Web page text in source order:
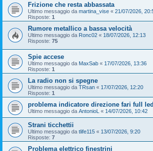
Frizione che resta abbassata
Ultimo messaggio da martina_vise « 21/07/2026,
Risposte: 1
Rumore metallico a bassa velocità
Ultimo messaggio da Ronc02 « 18/07/2026, 12:13
Risposte: 75
Spie accese
Ultimo messaggio da MaxSab « 17/07/2026, 13:36
Risposte: 1
La radio non si spegne
Ultimo messaggio da TRsan « 17/07/2026, 12:20
Risposte: 1
problema indicatore direzione fari full led
Ultimo messaggio da AntonioL « 14/07/2026, 10:42
Strani ticchettii
Ultimo messaggio da tlife115 « 13/07/2026, 9:20
Risposte: 7
Problema elettrico finestrini